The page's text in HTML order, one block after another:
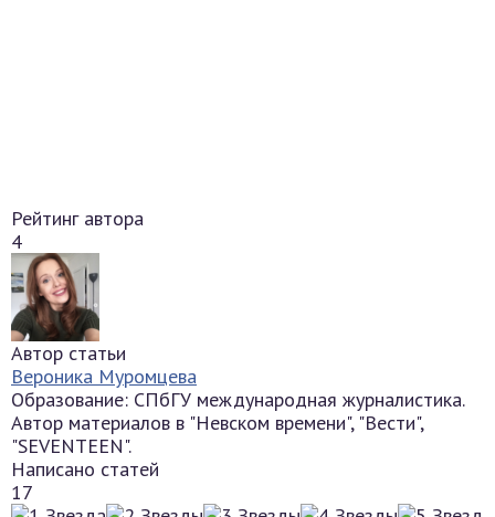
Рейтинг автора
4
Автор статьи
Вероника Муромцева
Образование: СПбГУ международная журналистика.
Автор материалов в "Невском времени", "Вести",
"SEVENTEEN".
Написано статей
17